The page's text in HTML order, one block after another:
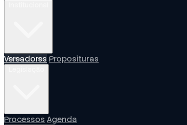
Vereadores Proposituras
Processos Agenda